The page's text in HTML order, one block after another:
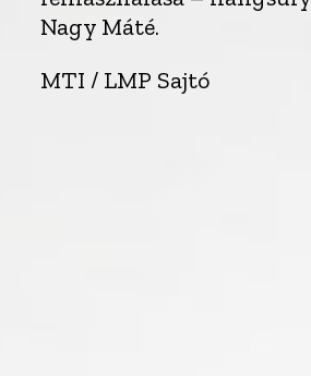
Nagy Máté.
MTI / LMP Sajtó